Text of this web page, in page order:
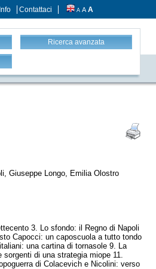
Info Contattaci A A A
Ricerca avanzata